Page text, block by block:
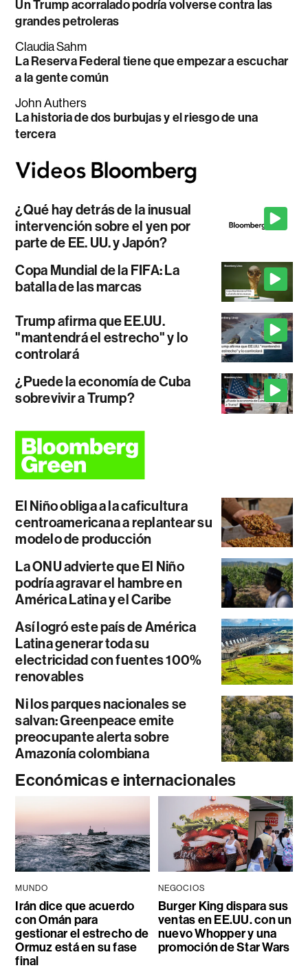
Un Trump acorralado podría volverse contra las
grandes petroleras
Claudia Sahm
La Reserva Federal tiene que empezar a escuchar
a la gente común
John Authers
La historia de dos burbujas y el riesgo de una
tercera
¿Qué hay detrás de la inusual
intervención sobre el yen por
parte de EE. UU. y Japón?
Copa Mundial de la FIFA: La
batalla de las marcas
Trump afirma que EE.UU.
"mantendrá el estrecho" y lo
controlará
¿Puede la economía de Cuba
sobrevivir a Trump?
El Niño obliga a la caficultura
centroamericana a replantear su
modelo de producción
La ONU advierte que El Niño
podría agravar el hambre en
América Latina y el Caribe
Así logró este país de América
Latina generar toda su
electricidad con fuentes 100%
renovables
Ni los parques nacionales se
salvan: Greenpeace emite
preocupante alerta sobre
Amazonía colombiana
Económicas e internacionales
MUNDO
Irán dice que acuerdo
con Omán para
gestionar el estrecho de
Ormuz está en su fase
final
NEGOCIOS
Burger King dispara sus
ventas en EE.UU. con un
nuevo Whopper y una
promoción de Star Wars